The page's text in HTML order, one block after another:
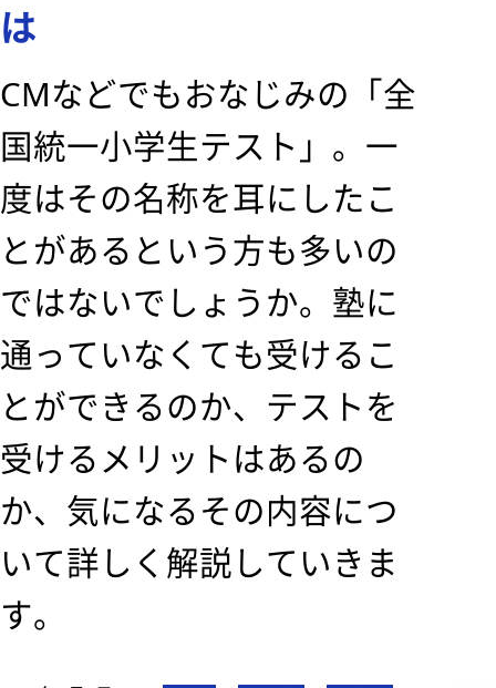
は
CMなどでもおなじみの「全
国統一小学生テスト」。一
度はその名称を耳にしたこ
とがあるという方も多いの
ではないでしょうか。塾に
通っていなくても受けるこ
とができるのか、テストを
受けるメリットはあるの
か、気になるその内容につ
いて詳しく解説していきま
す。